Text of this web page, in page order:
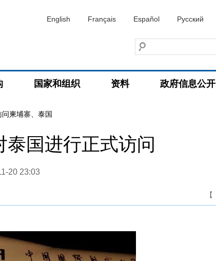
English Français Español Русский
国家和组织 资料 政府信息公开
柬埔寨、泰国
国进行正式访问
20 23:03
【